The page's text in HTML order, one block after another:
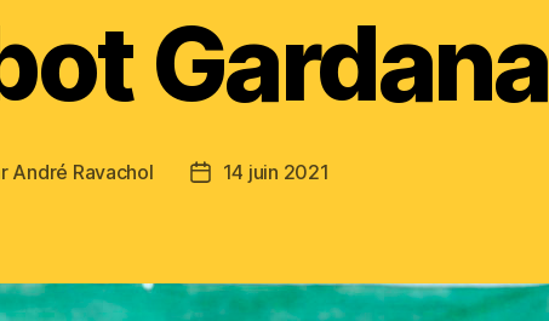
Gardana
André Ravachol
Date14 juin 2021